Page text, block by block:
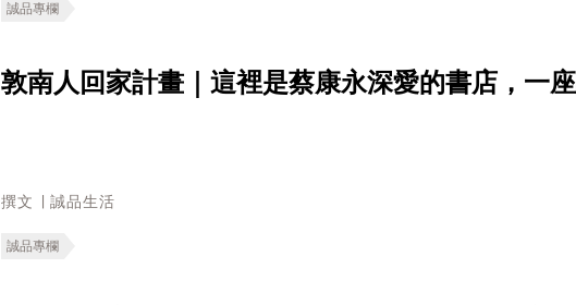
誠品專欄
敦南人回家計畫｜這裡是蔡康永深愛的書店，一
撰文 ∣ 誠品生活
誠品專欄